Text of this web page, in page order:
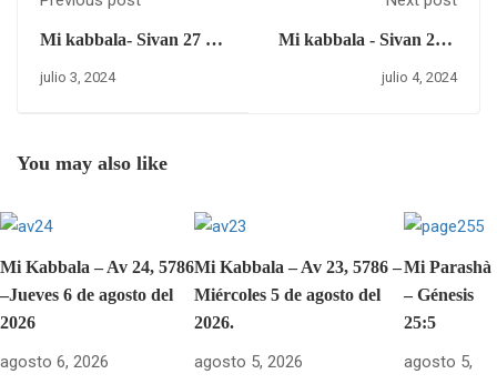
Mi kabbala- Sivan 27 –
miércoles 3 de Julio del
julio 3, 2024
Mi kabbala - Sivan 29 –
viernes 5 de julio del
julio 4, 2024
You may also like
Mi Kabbala – Av 24, 5786
–Jueves 6 de agosto del
2026
agosto 6, 2026
Mi Kabbala – Av 23, 5786 –
Miércoles 5 de agosto del
2026.
agosto 5, 2026
Mi Parashà
– Génesis
25:5
agosto 5,